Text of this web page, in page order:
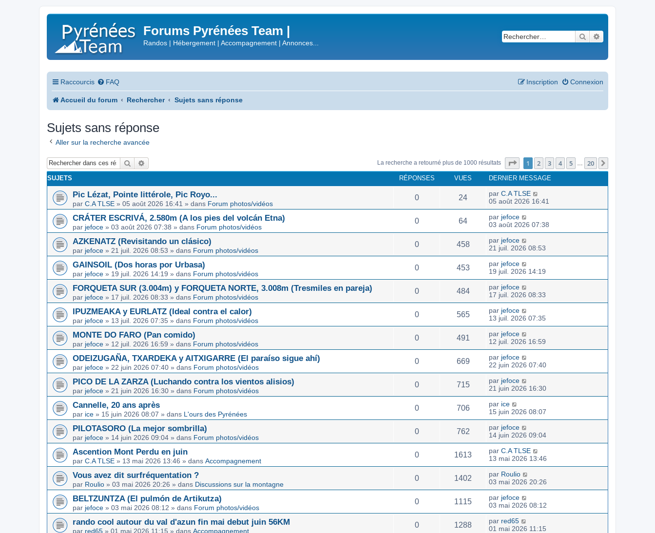
Forums Pyrénées Team |
Randos | Hébergement | Accompagnement | Annonces...
Rechercher
Raccourcis FAQ Connexion
Inscription
Accueil du forum Rechercher Sujets sans réponse
Sujets sans réponse
Aller sur la recherche avancée
Rechercher La recherche a retourné plus de 1000 résultats Page sur20
1 2 3 4 5 … 20
SUJETS RÉPONSES VUES DERNIER MESSAGE
Pic Lézat, Pointe littérole, Pic Royo...
par C.A TLSE » 05 août 2026 16:41 » dans Forum photos/vidéos
0 24 par C.A TLSE
05 août 2026 16:41
CRÁTER ESCRIVÁ, 2.580m (A los pies del volcán Etna)
par jefoce » 03 août 2026 07:38 » dans Forum photos/vidéos
0 64 par jefoce
03 août 2026 07:38
AZKENATZ (Revisitando un clásico)
par jefoce » 21 juil. 2026 08:53 » dans Forum photos/vidéos
0 458 par jefoce
21 juil. 2026 08:53
GAINSOIL (Dos horas por Urbasa)
par jefoce » 19 juil. 2026 14:19 » dans Forum photos/vidéos
0 453 par jefoce
19 juil. 2026 14:19
FORQUETA SUR (3.004m) y FORQUETA NORTE, 3.008m (Tresmiles en pareja)
par jefoce » 17 juil. 2026 08:33 » dans Forum photos/vidéos
0 484 par jefoce
17 juil. 2026 08:33
IPUZMEAKA y EURLATZ (Ideal contra el calor)
par jefoce » 13 juil. 2026 07:35 » dans Forum photos/vidéos
0 565 par jefoce
13 juil. 2026 07:35
MONTE DO FARO (Pan comido)
par jefoce » 12 juil. 2026 16:59 » dans Forum photos/vidéos
0 491 par jefoce
12 juil. 2026 16:59
ODEIZUGAÑA, TXARDEKA y AITXIGARRE (El paraíso sigue ahí)
par jefoce » 22 juin 2026 07:40 » dans Forum photos/vidéos
0 669 par jefoce
22 juin 2026 07:40
PICO DE LA ZARZA (Luchando contra los vientos alisios)
par jefoce » 21 juin 2026 16:30 » dans Forum photos/vidéos
0 715 par jefoce
21 juin 2026 16:30
Cannelle, 20 ans après
par ice » 15 juin 2026 08:07 » dans L'ours des Pyrénées
0 706 par ice
15 juin 2026 08:07
PILOTASORO (La mejor sombrilla)
par jefoce » 14 juin 2026 09:04 » dans Forum photos/vidéos
0 762 par jefoce
14 juin 2026 09:04
Ascention Mont Perdu en juin
par C.A TLSE » 13 mai 2026 13:46 » dans Accompagnement
0 1613 par C.A TLSE
13 mai 2026 13:46
Vous avez dit surfréquentation ?
par Roulio » 03 mai 2026 20:26 » dans Discussions sur la montagne
0 1402 par Roulio
03 mai 2026 20:26
BELTZUNTZA (El pulmón de Artikutza)
par jefoce » 03 mai 2026 08:12 » dans Forum photos/vidéos
0 1115 par jefoce
03 mai 2026 08:12
rando cool autour du val d'azun fin mai debut juin 56KM
par red65 » 01 mai 2026 11:15 » dans Accompagnement
0 1288 par red65
01 mai 2026 11:15